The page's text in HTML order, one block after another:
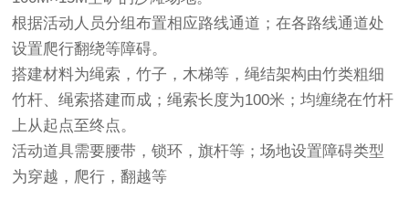
根据活动人员分组布置相应路线通道；在各路线通道处
设置爬行翻绕等障碍。
搭建材料为绳索，竹子，木梯等，绳结架构由竹类粗细
竹杆、绳索搭建而成；绳索长度为100米；均缠绕在竹杆
上从起点至终点。
活动道具需要腰带，锁环，旗杆等；场地设置障碍类型
为穿越，爬行，翻越等